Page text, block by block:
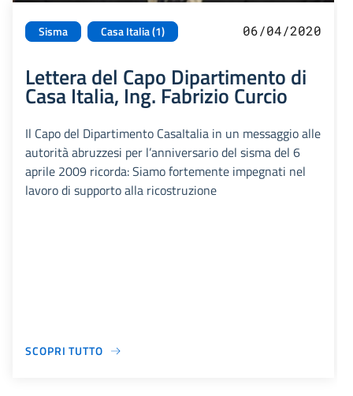
Sisma Casa Italia (1) 06/04/2020
Lettera del Capo Dipartimento di
Casa Italia, Ing. Fabrizio Curcio
Il Capo del Dipartimento CasaItalia in un messaggio alle
autorità abruzzesi per l’anniversario del sisma del 6
aprile 2009 ricorda: Siamo fortemente impegnati nel
lavoro di supporto alla ricostruzione
SCOPRI TUTTO